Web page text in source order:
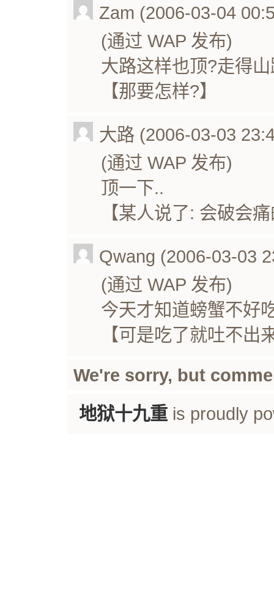
Zam (2006-03-04
(通过 WAP 发布)
大路这样也顶?走得
【那要怎样?】
大路 (2006-03-03
(通过 WAP 发布)
顶一下..
【某人说了: 会破会
Qwang (2006-03-03
(通过 WAP 发布)
今天才知道螃蟹不好
【可是吃了就吐不
We're sorry, but
地狱十九重is proudly